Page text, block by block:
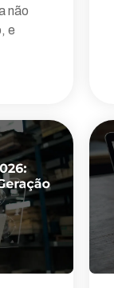
não
e